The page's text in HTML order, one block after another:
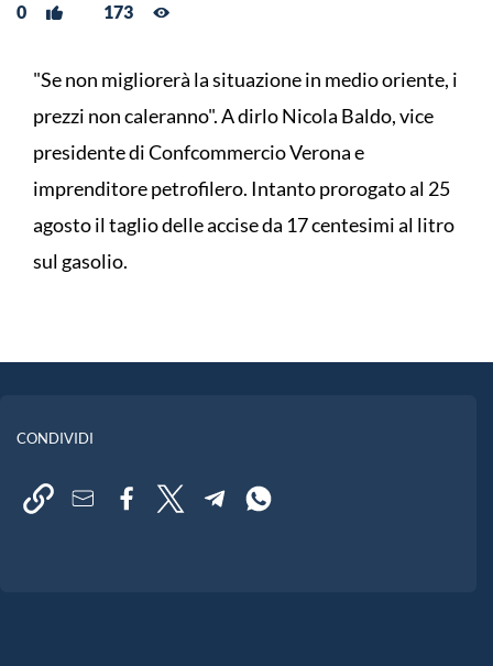
0 173
"Se non migliorerà la situazione in medio oriente, i
prezzi non caleranno". A dirlo Nicola Baldo, vice
presidente di Confcommercio Verona e
imprenditore petrofilero. Intanto prorogato al 25
agosto il taglio delle accise da 17 centesimi al litro
sul gasolio.
CONDIVIDI